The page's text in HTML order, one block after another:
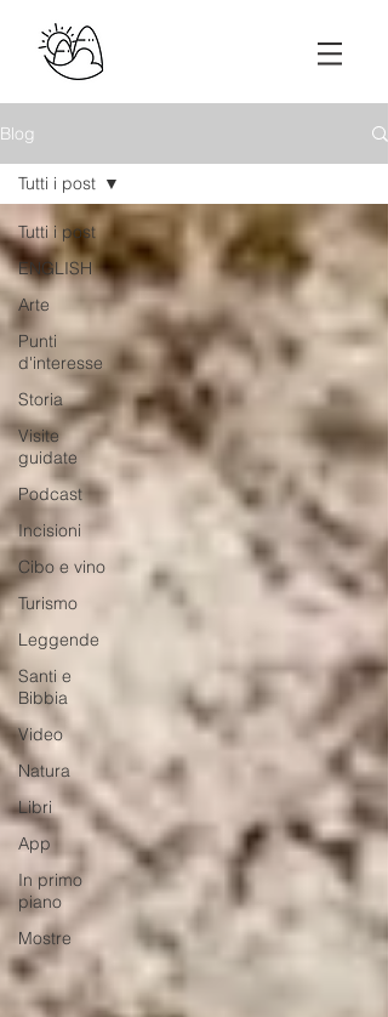
Blog
Tutti i post
ENGLISH
Arte
Punti
d'interesse
Storia
Visite
guidate
Podcast
Incisioni
Cibo e vino
Turismo
Leggende
Santi e
Bibbia
Video
Natura
Libri
App
In primo
piano
Mostre
Tutti i post